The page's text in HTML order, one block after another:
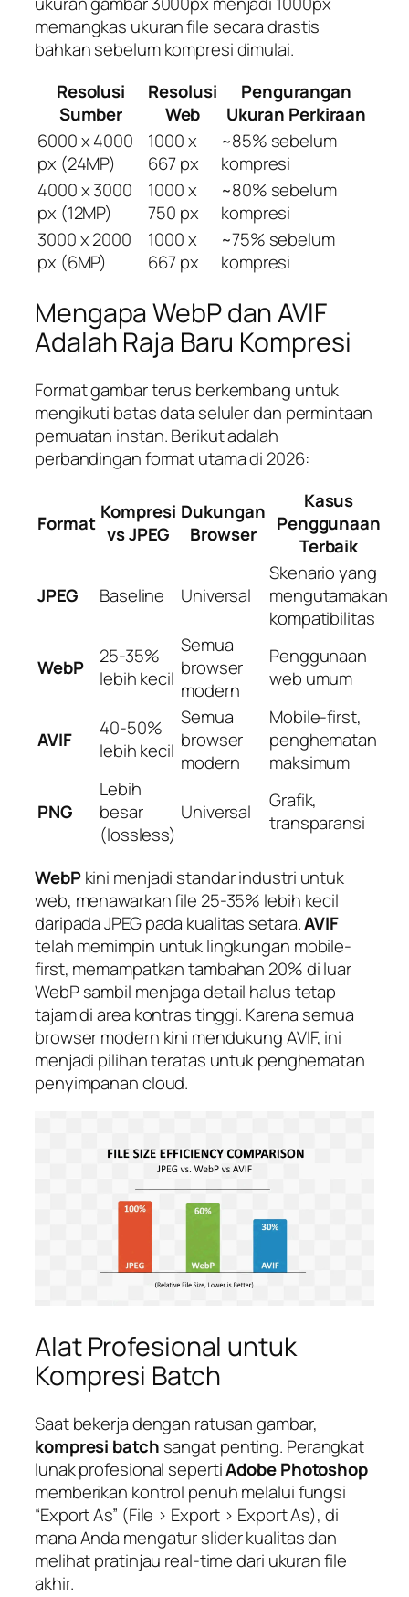
memangkas ukuran file secara drastis
bahkan sebelum kompresi dimulai.
Resolusi
Sumber
Resolusi
Web
Pengurangan
Ukuran Perkiraan
6000 x 4000
px (24MP)
1000 x
667 px
~85% sebelum
kompresi
4000 x 3000
px (12MP)
1000 x
750 px
~80% sebelum
kompresi
3000 x 2000
px (6MP)
1000 x
667 px
~75% sebelum
kompresi
Mengapa WebP dan AVIF
Adalah Raja Baru Kompresi
Format gambar terus berkembang untuk
mengikuti batas data seluler dan permintaan
pemuatan instan. Berikut adalah
perbandingan format utama di 2026:
Format Kompresi
vs JPEG
Dukungan
Browser
Kasus
Penggunaan
Terbaik
JPEG Baseline Universal
Skenario yang
mengutamakan
kompatibilitas
WebP
25-35%
lebih kecil
Semua
browser
modern
Penggunaan
web umum
AVIF
40-50%
lebih kecil
Semua
browser
modern
Mobile-first,
penghematan
maksimum
PNG
Lebih
besar
(lossless)
Universal
Grafik,
transparansi
WebPkini menjadi standar industri untuk
web, menawarkan file 25-35% lebih kecil
daripada JPEG pada kualitas setara.AVIF
telah memimpin untuk lingkungan mobile-
first, memampatkan tambahan 20% di luar
WebP sambil menjaga detail halus tetap
tajam di area kontras tinggi. Karena semua
browser modern kini mendukung AVIF, ini
menjadi pilihan teratas untuk penghematan
penyimpanan cloud.
Alat Profesional untuk
Kompresi Batch
Saat bekerja dengan ratusan gambar,
kompresi batch sangat penting. Perangkat
lunak profesional sepertiAdobe Photoshop
memberikan kontrol penuh melalui fungsi
“Export As” (File > Export > Export As), di
mana Anda mengatur slider kualitas dan
melihat pratinjau real-time dari ukuran file
akhir.